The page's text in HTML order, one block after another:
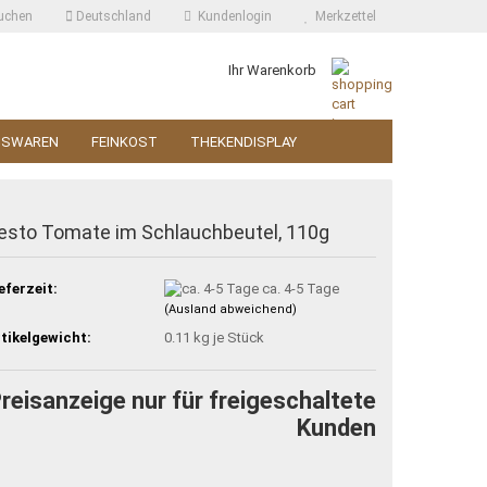
Deutschland Kundenlogin Merkzettel
Ihr Warenkorb
FEINKOST THEKENDISPLAY
Tomate im Schlauchbeutel, 110g
ca. 4-5 Tage
(Ausland abweichend)
0.11 kg je Stück
nur für freigeschaltete
Kunden